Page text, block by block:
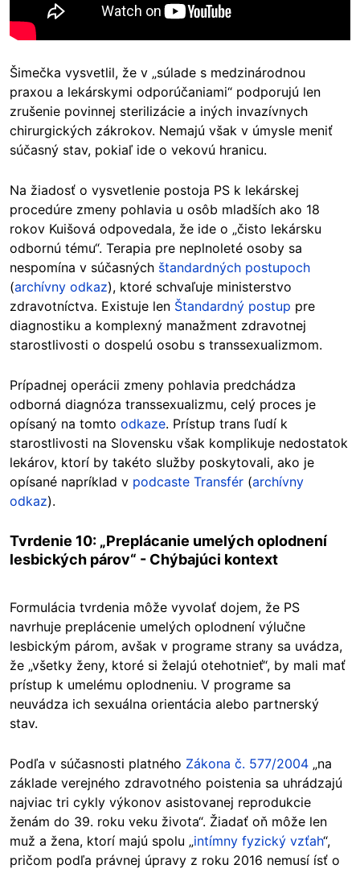
Šimečka vysvetlil, že v „súlade s medzinárodnou
praxou a lekárskymi odporúčaniami“ podporujú len
zrušenie povinnej sterilizácie a iných invazívnych
chirurgických zákrokov. Nemajú však v úmysle meniť
súčasný stav, pokiaľ ide o vekovú hranicu.
Na žiadosť o vysvetlenie postoja PS k lekárskej
procedúre zmeny pohlavia u osôb mladších ako 18
rokov Kuišová odpovedala, že ide o „čisto lekársku
odbornú tému“. Terapia pre neplnoleté osoby sa
nespomína v súčasných štandardných postupoch
(archívny odkaz), ktoré schvaľuje ministerstvo
zdravotníctva. Existuje len Štandardný postup pre
diagnostiku a komplexný manažment zdravotnej
starostlivosti o dospelú osobu s transsexualizmom.
Prípadnej operácii zmeny pohlavia predchádza
odborná diagnóza transsexualizmu, celý proces je
opísaný na tomto odkaze. Prístup trans ľudí k
starostlivosti na Slovensku však komplikuje nedostatok
lekárov, ktorí by takéto služby poskytovali, ako je
opísané napríklad v podcaste Transfér (archívny
odkaz).
Tvrdenie 10: „Preplácanie umelých oplodnení
lesbických párov“ - Chýbajúci kontext
Formulácia tvrdenia môže vyvolať dojem, že PS
navrhuje preplácenie umelých oplodnení výlučne
lesbickým párom, avšak v programe strany sa uvádza,
že „všetky ženy, ktoré si želajú otehotnieť“, by mali mať
prístup k umelému oplodneniu. V programe sa
neuvádza ich sexuálna orientácia alebo partnerský
stav.
Podľa v súčasnosti platného Zákona č. 577/2004 „na
základe verejného zdravotného poistenia sa uhrádzajú
najviac tri cykly výkonov asistovanej reprodukcie
ženám do 39. roku veku života“. Žiadať oň môže len
muž a žena, ktorí majú spolu „intímny fyzický vzťah“,
pričom podľa právnej úpravy z roku 2016 nemusí ísť o